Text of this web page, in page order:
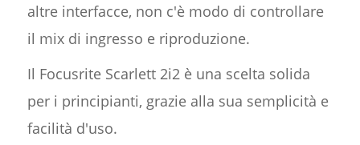
altre interfacce, non c'è modo di controllare
il mix di ingresso e riproduzione.
Il Focusrite Scarlett 2i2 è una scelta solida
per i principianti, grazie alla sua semplicità e
facilità d'uso.